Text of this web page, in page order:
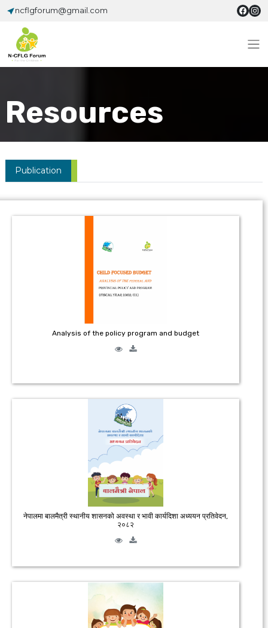
ncflgforum@gmail.com
Resources
Publication
Analysis of the policy program and budget
नेपालमा बालमैत्री स्थानीय शासनको अवस्था र भावी कार्यदिशा अध्ययन प्रतिवेदन,
२०८२